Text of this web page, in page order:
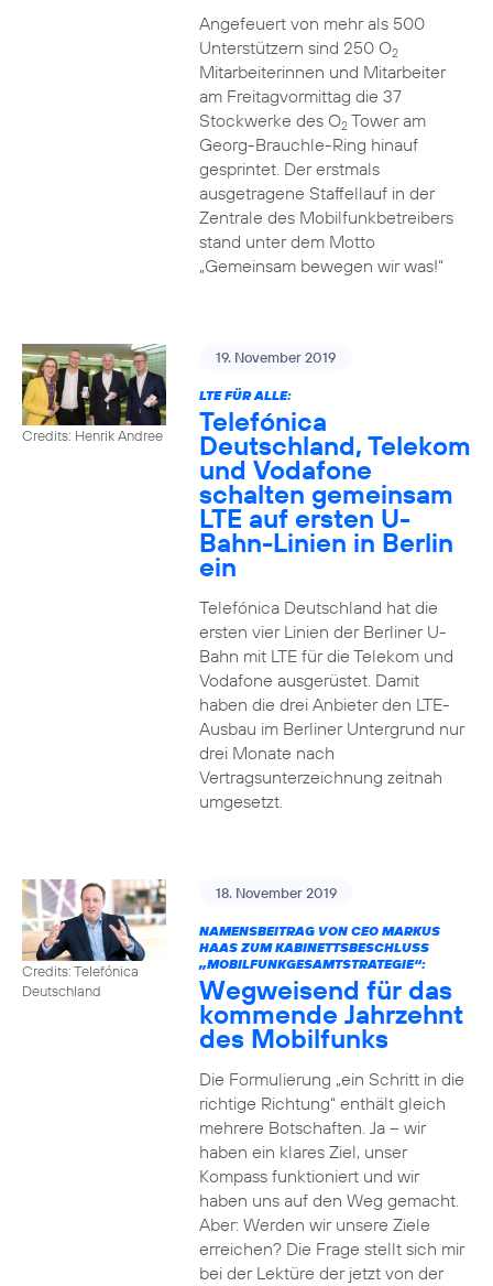
Angefeuert von mehr als 500
Unterstützern sind 250 O2
Mitarbeiterinnen und Mitarbeiter
am Freitagvormittag die 37
Stockwerke des O2Tower am
Georg-Brauchle-Ring hinauf
gesprintet. Der erstmals
ausgetragene Staffellauf in der
Zentrale des Mobilfunkbetreibers
stand unter dem Motto
„Gemeinsam bewegen wir was!“
Credits: Henrik Andree
19. November 2019
LTE FÜR ALLE:
Telefónica
Deutschland, Telekom
und Vodafone
schalten gemeinsam
LTE auf ersten U-
Bahn-Linien in Berlin
ein
Telefónica Deutschland hat die
ersten vier Linien der Berliner U-
Bahn mit LTE für die Telekom und
Vodafone ausgerüstet. Damit
haben die drei Anbieter den LTE-
Ausbau im Berliner Untergrund nur
drei Monate nach
Vertragsunterzeichnung zeitnah
umgesetzt.
Credits: Telefónica
Deutschland
18. November 2019
NAMENSBEITRAG VON CEO MARKUS
HAAS ZUM KABINETTSBESCHLUSS
„MOBILFUNKGESAMTSTRATEGIE“:
Wegweisend für das
kommende Jahrzehnt
des Mobilfunks
Die Formulierung „ein Schritt in die
richtige Richtung“ enthält gleich
mehrere Botschaften. Ja – wir
haben ein klares Ziel, unser
Kompass funktioniert und wir
haben uns auf den Weg gemacht.
Aber: Werden wir unsere Ziele
erreichen? Die Frage stellt sich mir
bei der Lektüre der jetzt von der